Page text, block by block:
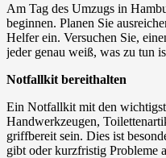
Am Tag des Umzugs in
beginnen. Planen Sie
Helfer ein. Versuchen Sie,
jeder genau weiß, was zu tun
Notfallkit bereithalten
Ein Notfallkit mit den
Handwerkzeugen,
griffbereit sein. Dies ist
gibt oder kurzfristig Probleme